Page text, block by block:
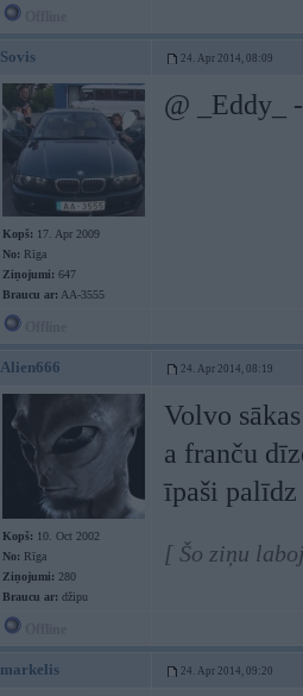
Sovis 24. Apr 2014, 08:09
Kopš: 17. Apr 2009
No: Rīga
Ziņojumi: 647
Braucu ar: AA-3555
@ _Eddy_
Alien666 24. Apr 2014, 08:19
Kopš: 10. Oct 2002
No: Rīga
Ziņojumi: 280
Braucu ar: džipu
Volvo
a franču
īpaši palīdz
[ Šo ziņu
markelis 24. Apr 2014, 09:20